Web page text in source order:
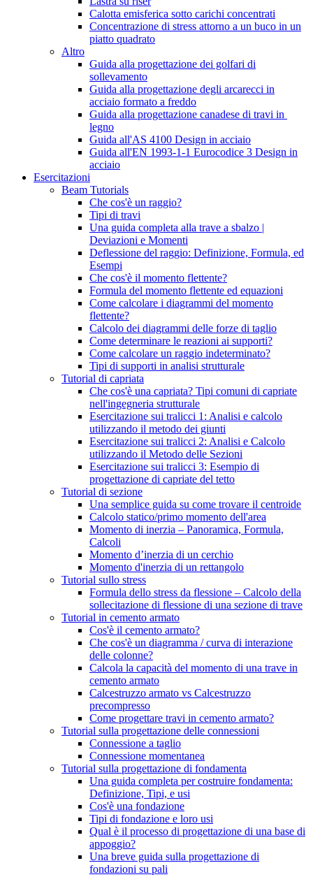
Calotta emisferica sotto carichi concentrati
Concentrazione di stress attorno a un buco in un
piatto quadrato
Altro
Guida alla progettazione dei golfari di
sollevamento
Guida alla progettazione degli arcarecci in
acciaio formato a freddo
Guida alla progettazione canadese di travi in ​​
legno
Guida all'AS 4100 Design in acciaio
Guida all'EN 1993-1-1 Eurocodice 3 Design in
acciaio
Esercitazioni
Beam Tutorials
Che cos'è un raggio?
Tipi di travi
Una guida completa alla trave a sbalzo |
Deviazioni e Momenti
Deflessione del raggio: Definizione, Formula, ed
Esempi
Che cos'è il momento flettente?
Formula del momento flettente ed equazioni
Come calcolare i diagrammi del momento
flettente?
Calcolo dei diagrammi delle forze di taglio
Come determinare le reazioni ai supporti?
Come calcolare un raggio indeterminato?
Tipi di supporti in analisi strutturale
Tutorial di capriata
Che cos'è una capriata? Tipi comuni di capriate
nell'ingegneria strutturale
Esercitazione sui tralicci 1: Analisi e calcolo
utilizzando il metodo dei giunti
Esercitazione sui tralicci 2: Analisi e Calcolo
utilizzando il Metodo delle Sezioni
Esercitazione sui tralicci 3: Esempio di
progettazione di capriate del tetto
Tutorial di sezione
Una semplice guida su come trovare il centroide
Calcolo statico/primo momento dell'area
Momento di inerzia – Panoramica, Formula,
Calcoli
Momento d’inerzia di un cerchio
Momento d'inerzia di un rettangolo
Tutorial sullo stress
Formula dello stress da flessione – Calcolo della
sollecitazione di flessione di una sezione di trave
Tutorial in cemento armato
Cos'è il cemento armato?
Che cos'è un diagramma / curva di interazione
delle colonne?
Calcola la capacità del momento di una trave in
cemento armato
Calcestruzzo armato vs Calcestruzzo
precompresso
Come progettare travi in ​​cemento armato?
Tutorial sulla progettazione delle connessioni
Connessione a taglio
Connessione momentanea
Tutorial sulla progettazione di fondamenta
Una guida completa per costruire fondamenta:
Definizione, Tipi, e usi
Cos'è una fondazione
Tipi di fondazione e loro usi
Qual è il processo di progettazione di una base di
appoggio?
Una breve guida sulla progettazione di
fondazioni su pali